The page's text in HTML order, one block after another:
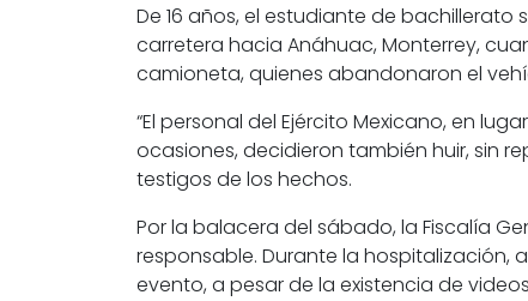
De 16 años, el estudiante de
carretera hacia Anáhuac, Monterrey,
camioneta, quienes abandonaron el
“El personal del Ejército Mexicano, en
ocasiones, decidieron también huir, sin
testigos de los hechos.
Por la balacera del sábado, la Fiscalía
responsable. Durante la hospitalización,
evento, a pesar de la existencia de